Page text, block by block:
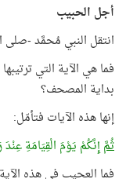
أجل الحبيب
انتقل النبي مُحمَّد -صلى
فما هي الآية التي ترتيبها رقم 63 بين الآيات التي
بداية المصحف؟
إنها هذه الآيات فتأمّل:
ثُمَّإِنَّكُمْ يَوْمَ الْقِيَامَةِ
فما العجيب في هذه